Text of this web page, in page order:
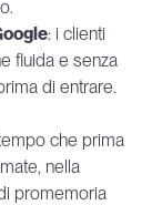
: i clienti
fluida e senza
di entrare.
che prima
nella
promemoria